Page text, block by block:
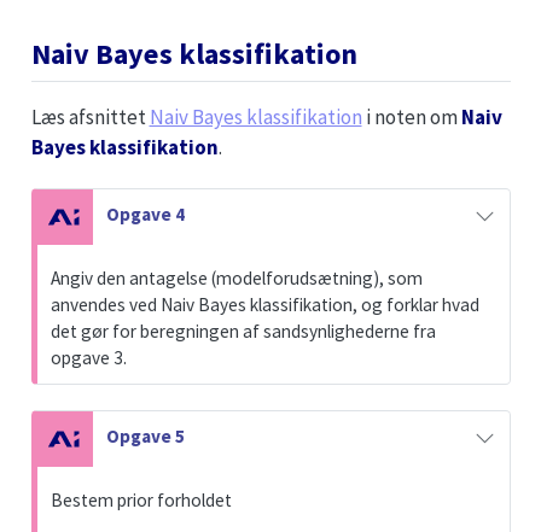
Naiv Bayes klassifikation
Læs afsnittetNaiv Bayes klassifikation i noten omNaiv
Bayes klassifikation.
N
e
Opgave 4
Angiv den antagelse (modelforudsætning), som
anvendes ved Naiv Bayes klassifikation, og forklar hvad
det gør for beregningen af sandsynlighederne fra
opgave 3.
N
e
Opgave 5
Bestem prior forholdet